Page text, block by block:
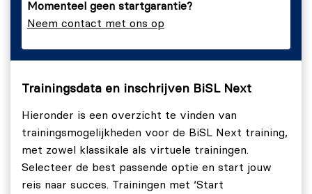
Momenteel geen startgarantie?
Neem contact met ons op
Trainingsdata en inschrijven BiSL Next
Hieronder is een overzicht te vinden van
trainingsmogelijkheden voor de BiSL Next training,
met zowel klassikale als virtuele trainingen.
Selecteer de best passende optie en start jouw
reis naar succes. Trainingen met ‘Start